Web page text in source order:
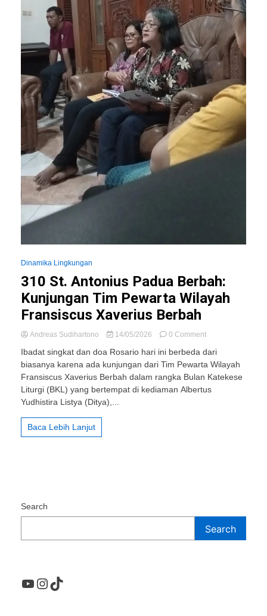
Dinamika Lingkungan
310 St. Antonius Padua Berbah:
Kunjungan Tim Pewarta Wilayah
Fransiscus Xaverius Berbah
Andreas Sudihartono 14/05/2026 0 Commenton
St.
Antonius
Padua
Berbah:
Ibadat singkat dan doa Rosario hari ini berbeda dari
biasanya karena ada kunjungan dari Tim Pewarta Wilayah
Fransiscus Xaverius Berbah dalam rangka Bulan Katekese
Liturgi (BKL) yang bertempat di kediaman Albertus
Yudhistira Listya (Ditya),...
Baca Lebih Lanjut
Search
Search
YouTube
Instagram
TikTok